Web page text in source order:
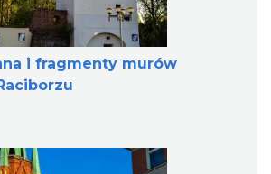
i fragmenty murów